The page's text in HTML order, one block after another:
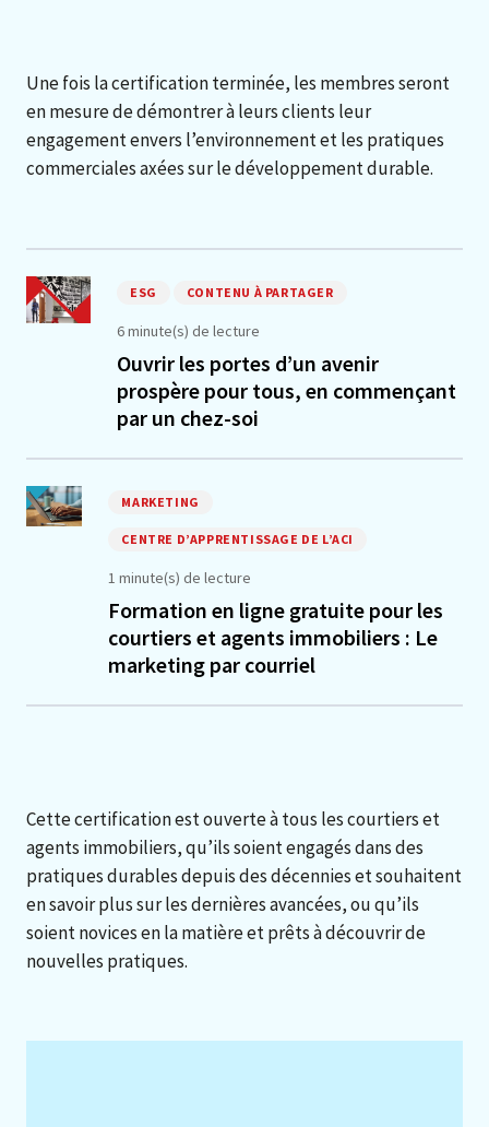
Une fois la certification terminée, les membres seront
en mesure de démontrer à leurs clients leur
engagement envers l’environnement et les pratiques
commerciales axées sur le développement durable.
ESG CONTENU À PARTAGER
6 minute(s) de lecture
Ouvrir les portes d’un avenir
prospère pour tous, en commençant
par un chez-soi
MARKETING
CENTRE D’APPRENTISSAGE DE L’ACI
1 minute(s) de lecture
Formation en ligne gratuite pour les
courtiers et agents immobiliers : Le
marketing par courriel
Cette certification est ouverte à tous les courtiers et
agents immobiliers, qu’ils soient engagés dans des
pratiques durables depuis des décennies et souhaitent
en savoir plus sur les dernières avancées, ou qu’ils
soient novices en la matière et prêts à découvrir de
nouvelles pratiques.